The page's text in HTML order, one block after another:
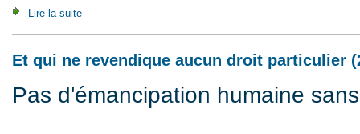
Lire la suite
Et qui ne revendique aucun droit particulier
Pas d'émancipation humaine